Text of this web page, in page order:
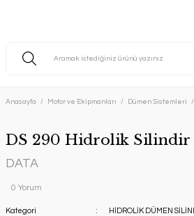
Anasayfa Motor ve Ekipmanları Dümen Sistemleri
DS 290 Hidrolik Silindir
DATA
0 Yorum
Kategori
HİDROLİK DÜMEN